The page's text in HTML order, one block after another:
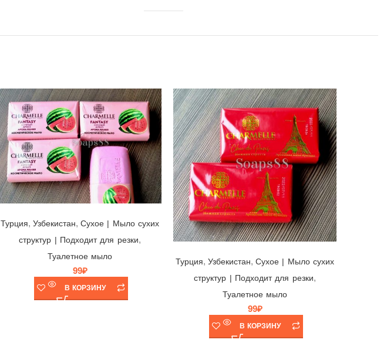
Турция, Узбекистан, Cухое | Мыло сухих
структур | Подходит для резки,
Туалетное мыло
99₽
В КОРЗИНУ
Турция, Узбекистан, Cухое | Мыло сухих
структур | Подходит для резки,
Туалетное мыло
99₽
В КОРЗИНУ